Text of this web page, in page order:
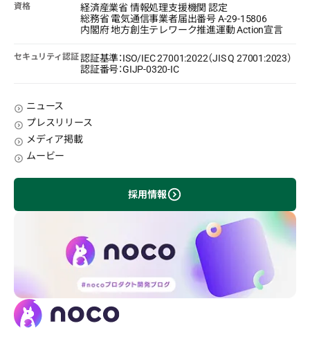
資格
経済産業省 情報処理支援機関 認定
総務省 電気通信事業者届出番号 A-29-15806
内閣府 地方創生テレワーク推進運動 Action宣言
セキュリティ認証認証基準：ISO/IEC 27001:2022（JIS Q 27001:2023）
認証番号：GIJP-0320-IC
ニュース
プレスリリース
メディア掲載
ムービー
採用情報